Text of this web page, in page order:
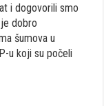
i dogovorili smo
dobro
šumova u
u koji su počeli